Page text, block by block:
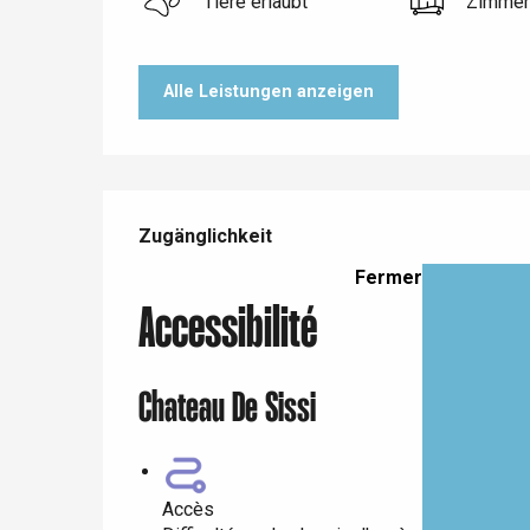
Alle Leistungen anzeigen
Leistungensmöglichkeiten
Zugänglichkeit
Zugänglichkeit
Fermer
Accessibilité
Chateau De Sissi
Accès